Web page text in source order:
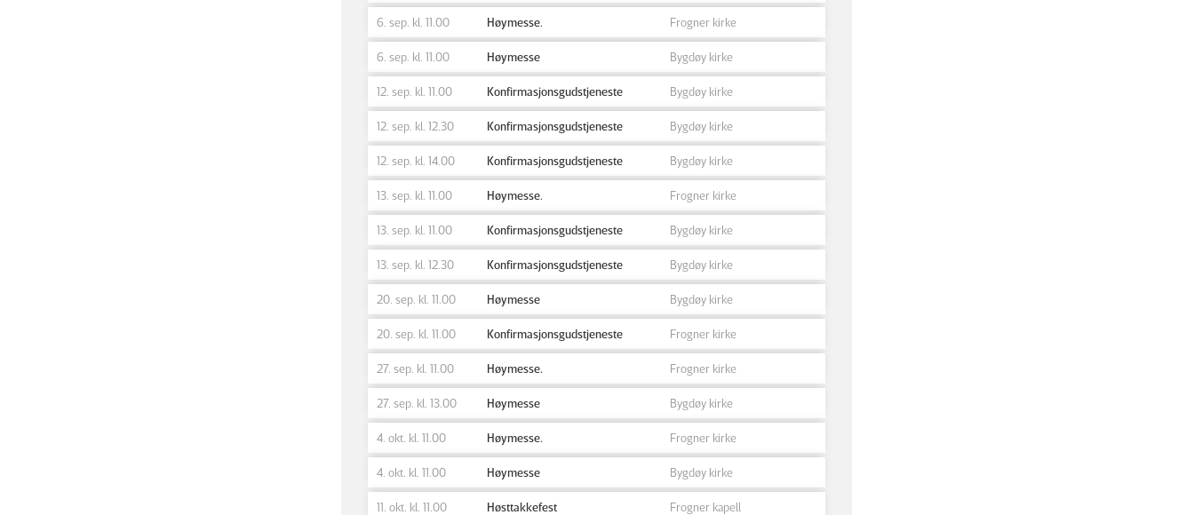
6. sep. kl. 11.00 Høymesse. Frogner kirke
6. sep. kl. 11.00 Høymesse Bygdøy kirke
12. sep. kl. 11.00 Konfirmasjonsgudstjeneste Bygdøy kirke
12. sep. kl. 12.30 Konfirmasjonsgudstjeneste Bygdøy kirke
12. sep. kl. 14.00 Konfirmasjonsgudstjeneste Bygdøy kirke
13. sep. kl. 11.00 Høymesse. Frogner kirke
13. sep. kl. 11.00 Konfirmasjonsgudstjeneste Bygdøy kirke
13. sep. kl. 12.30 Konfirmasjonsgudstjeneste Bygdøy kirke
20. sep. kl. 11.00 Høymesse Bygdøy kirke
20. sep. kl. 11.00 Konfirmasjonsgudstjeneste Frogner kirke
27. sep. kl. 11.00 Høymesse. Frogner kirke
27. sep. kl. 13.00 Høymesse Bygdøy kirke
4. okt. kl. 11.00 Høymesse. Frogner kirke
4. okt. kl. 11.00 Høymesse Bygdøy kirke
11. okt. kl. 11.00 Høsttakkefest Frogner kapell